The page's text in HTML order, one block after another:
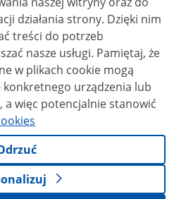
strony. Dzięki nim
treści do potrzeb
usługi. Pamiętaj, że
w plikach cookie mogą
urządzenia lub
a więc potencjalnie stanowić